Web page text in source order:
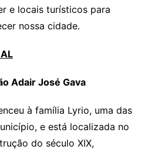
e locais turísticos para
nossa cidade.
Adair José Gava
à família Lyrio, uma das
e está localizada no
do século XIX,